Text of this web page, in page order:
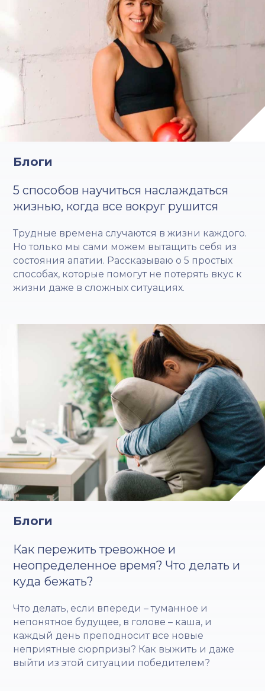
Блоги
5 способов научиться наслаждаться
жизнью, когда все вокруг рушится
Трудные времена случаются в жизни каждого.
Но только мы сами можем вытащить себя из
состояния апатии. Рассказываю о 5 простых
способах, которые помогут не потерять вкус к
жизни даже в сложных ситуациях.
Блоги
Как пережить тревожное и
неопределенное время? Что делать и
куда бежать?
Что делать, если впереди – туманное и
непонятное будущее, в голове – каша, и
каждый день преподносит все новые
неприятные сюрпризы? Как выжить и даже
выйти из этой ситуации победителем?